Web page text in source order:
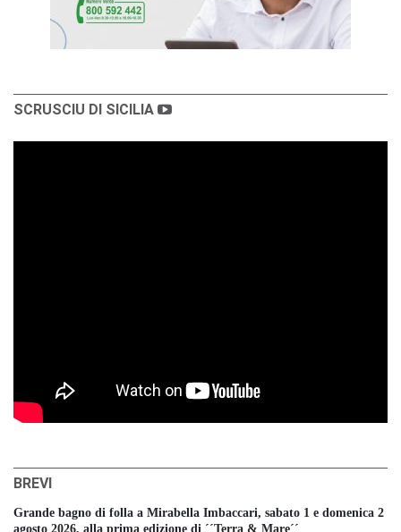
SCRUSCIU DI SICILIA
BREVI
Grande bagno di folla a Mirabella Imbaccari, sabato 1 e domenica 2
agosto 2026, alla prima edizione di ´´Terra & Mare´´